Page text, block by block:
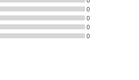
0
0
0
0